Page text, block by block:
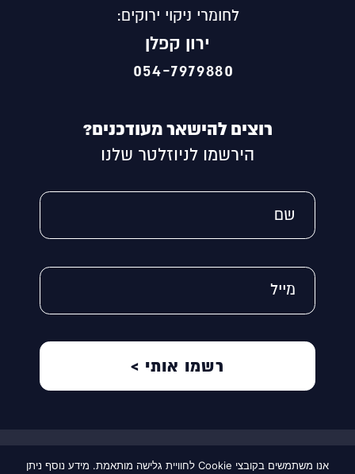
לחומרי ניקוי ירוקים:
ירון קפלן
054-7979880
רוצים להישאר מעודכנים?
הירשמו לניוזלטר שלנו
שם
מייל
Alternative:
תקנון אתר
אנו משתמשים בקובצי Cookie לחוויית גלישה מותאמת. מידע נוסף ניתן